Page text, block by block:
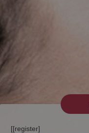
[[register]